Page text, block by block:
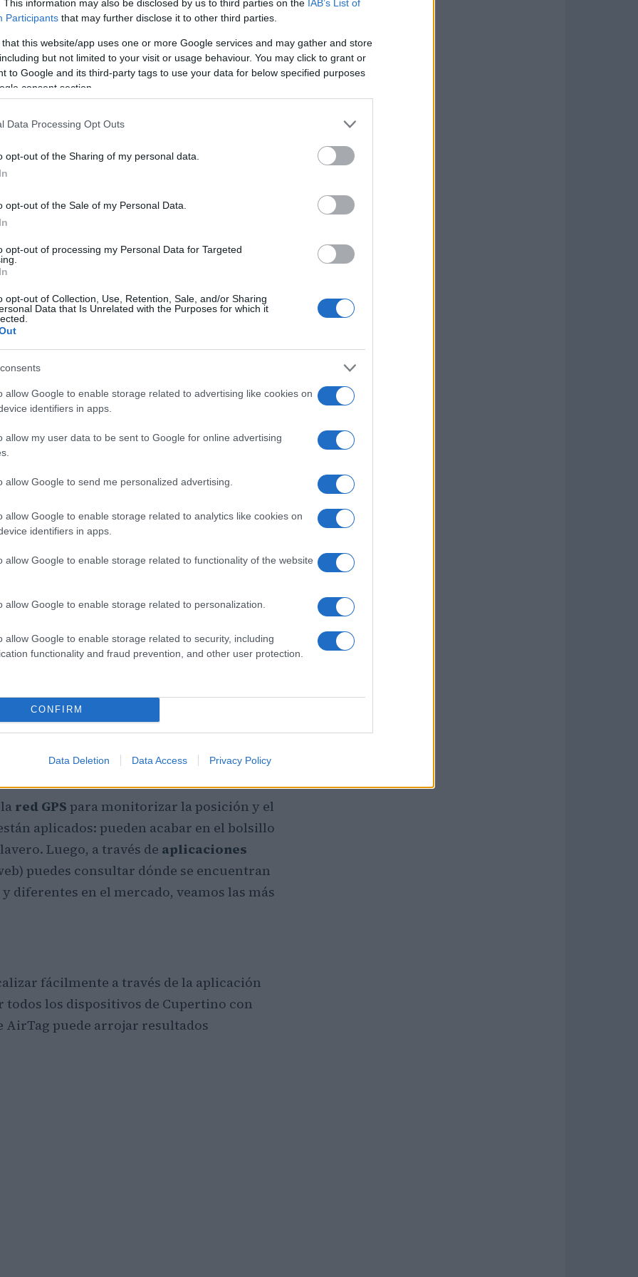
This information may also be disclosed by us to third parties on the IAB’s List of
Participants that may further disclose it to other third parties.
that this website/app uses one or more Google services and may gather and store
but not limited to your visit or usage behaviour. You may click to grant or
to Google and its third-party tags to use your data for below specified purposes
consent section.
Data Processing Opt Outs
opt-out of the Sharing of my personal data.
opt-out of the Sale of my Personal Data.
opt-out of processing my Personal Data for Targeted
opt-out of Collection, Use, Retention, Sale, and/or Sharing
Data that Is Unrelated with the Purposes for which it
allow Google to enable storage related to advertising like cookies on
identifiers in apps.
allow my user data to be sent to Google for online advertising
allow Google to send me personalized advertising.
allow Google to enable storage related to analytics like cookies on
identifiers in apps.
allow Google to enable storage related to functionality of the website
allow Google to enable storage related to personalization.
allow Google to enable storage related to security, including
functionality and fraud prevention, and other user protection.
CONFIRM
Data Deletion Data Access Privacy Policy
de rastreo: consejos
los viajeros aéreos
de recogerla.
suceda y disfrutar del viaje, existen
utilizan para saber si el equipaje está en
robado, de esta manera puedes
red GPS para monitorizar la posición y el
aplicados: pueden acabar en el bolsillo
Luego, a través de aplicaciones
puedes consultar dónde se encuentran
diferentes en el mercado, veamos las más
fácilmente a través de la aplicación
todos los dispositivos de Cupertino con
AirTag puede arrojar resultados